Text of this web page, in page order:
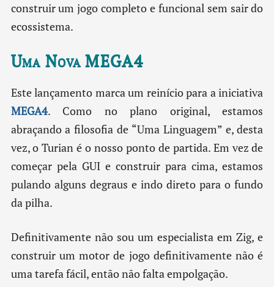
construir um jogo completo e funcional sem sair do
ecossistema.
Uma Nova MEGA4
Este lançamento marca um reinício para a iniciativa
MEGA4. Como no plano original, estamos
abraçando a filosofia de “Uma Linguagem” e, desta
vez, o Turian é o nosso ponto de partida. Em vez de
começar pela GUI e construir para cima, estamos
pulando alguns degraus e indo direto para o fundo
da pilha.
Definitivamente não sou um especialista em Zig, e
construir um motor de jogo definitivamente não é
uma tarefa fácil, então não falta empolgação.